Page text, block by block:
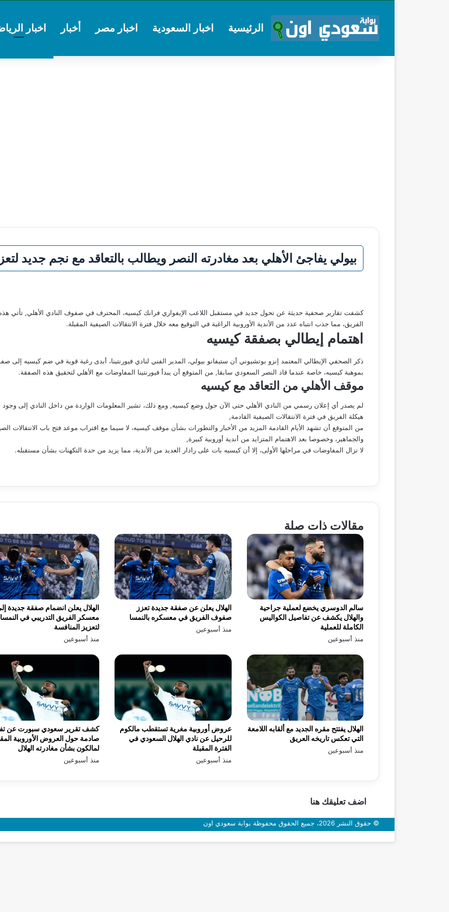
الرئيسية اخبار السعودية اخبار مصر أخبار اخبار
بيولي يفاجئ الأهلي بعد مغادرته النصر ويطالب بالتعاقد مع نجم جديد
كشفت تقارير صحفية حديثة عن تحول جديد في مستقبل اللاعب الإيفواري فرانك كيسيه، المحترف في صفوف النادي الأهلي, تأتي
الفريق، مما جذب انتباه عدد من الأندية الأوروبية الراغبة في التوقيع معه خلال فترة الانتقالات الصيفية المقبلة.
اهتمام إيطالي بصفقة كيسيه
ذكر الصحفي الإيطالي المعتمد إنزو بوتشيوني أن ستيفانو بيولي، المدير الفني لنادي فيورنتينا، أبدى رغبة قوية في ضم كيسيه
بموهبة كيسيه، خاصة عندما قاد النصر السعودي سابقا, من المتوقع أن يبدأ فيورنتينا المفاوضات مع الأهلي لتحقيق هذه الصفقة.
موقف الأهلي من التعاقد مع كيسيه
لم يصدر أي إعلان رسمي من النادي الأهلي حتى الآن حول وضع كيسيه, ومع ذلك، تشير المعلومات الواردة من داخل النادي إلى وجود
هيكلة الفريق في فترة الانتقالات الصيفية القادمة,
من المتوقع أن تشهد الأيام القادمة المزيد من الأخبار والتطورات بشأن موقف كيسيه، لا سيما مع اقتراب موعد فتح باب الانتقالات
والجماهير، وخصوصا بعد الاهتمام المتزايد من أندية أوروبية كبيرة,
لا تزال المفاوضات في مراحلها الأولى، إلا أن كيسيه بات على رادار العديد من الأندية، مما يزيد من حدة التكهنات بشأن مستقبله.
مقالات ذات صلة
الهلال يعلن انضمام صفقة جديدة
معسكر الفريق التدريبي في النمسا
لتعزيز المنافسة
منذ أسبوعين
الهلال يعلن عن صفقة جديدة تعزز
صفوف الفريق في معسكره بالنمسا
منذ أسبوعين
سالم الدوسري يخضع لعملية جراحية
والهلال يكشف عن تفاصيل الكواليس
الكاملة للعملية
منذ أسبوعين
كشف تقرير سعودي سبورت عن
صادمة حول العروض الأوروبية
لمالكون بشأن مغادرته الهلال
منذ أسبوعين
عروض أوروبية مغرية تستقطب مالكوم
للرحيل عن نادي الهلال السعودي في
الفترة المقبلة
منذ أسبوعين
الهلال يفتتح مقره الجديد مع ألقابه اللامعة
التي تعكس تاريخه العريق
منذ أسبوعين
اضف تعليقك هنا
© حقوق النشر 2026، جميع الحقوق محفوظة بوابة سعودي اون